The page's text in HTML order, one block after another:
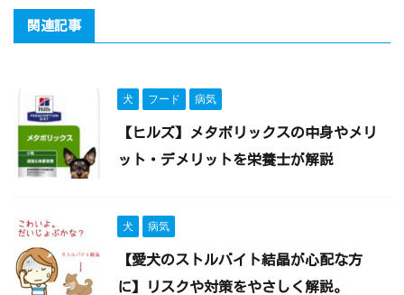
関連記事
犬 フード 病気
【ヒルズ】メタボリックスの中身やメリ
ット・デメリットを栄養士が解説
犬 病気
【愛犬のストルバイト結晶が心配な方
に】リスクや対策をやさしく解説。